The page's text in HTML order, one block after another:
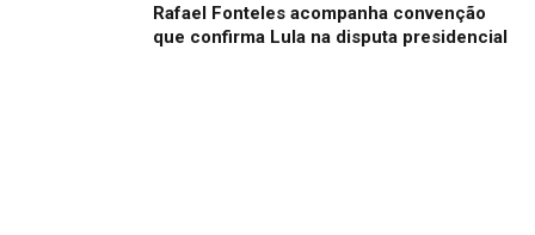
Rafael Fonteles acompanha convenção
que confirma Lula na disputa presidencial